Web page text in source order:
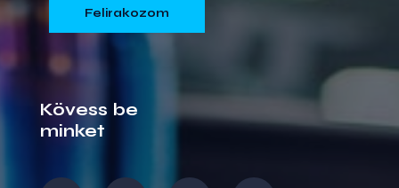
Kövess be
minket